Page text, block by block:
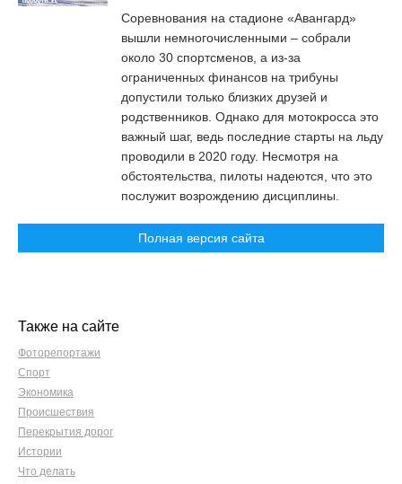
Соревнования на стадионе «Авангард»
вышли немногочисленными – собрали
около 30 спортсменов, а из-за
ограниченных финансов на трибуны
допустили только близких друзей и
родственников. Однако для мотокросса это
важный шаг, ведь последние старты на льду
проводили в 2020 году. Несмотря на
обстоятельства, пилоты надеются, что это
послужит возрождению дисциплины.
Полная версия сайта
Также на сайте
Фоторепортажи
Спорт
Экономика
Происшествия
Перекрытия дорог
Истории
Что делать